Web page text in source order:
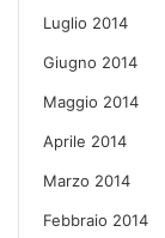
Luglio 2014
Giugno 2014
Maggio 2014
Aprile 2014
Marzo 2014
Febbraio 2014